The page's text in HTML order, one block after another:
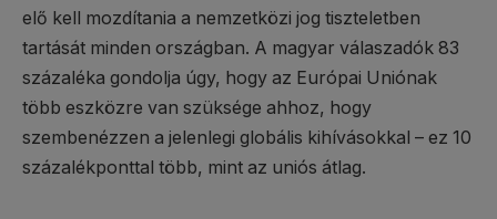
elő kell mozdítania a nemzetközi jog tiszteletben
tartását minden országban. A magyar válaszadók 83
százaléka gondolja úgy, hogy az Európai Uniónak
több eszközre van szüksége ahhoz, hogy
szembenézzen a jelenlegi globális kihívásokkal – ez 10
százalékponttal több, mint az uniós átlag.